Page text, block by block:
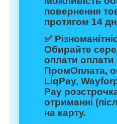
повернення
протягом 14
✅
Обирайте
оплати оплати
ПромОплата,
LiqPay,
Pay
отриманні
на карту.